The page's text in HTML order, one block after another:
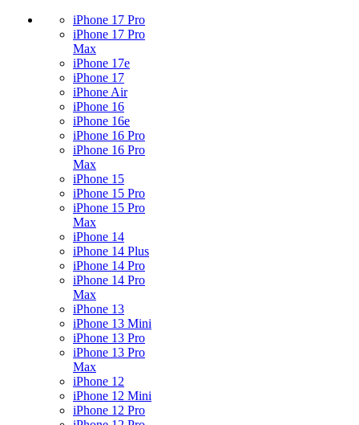
iPhone 17 Pro
iPhone 17 Pro
Max
iPhone 17e
iPhone 17
iPhone Air
iPhone 16
iPhone 16e
iPhone 16 Pro
iPhone 16 Pro
Max
iPhone 15
iPhone 15 Pro
iPhone 15 Pro
Max
iPhone 14
iPhone 14 Plus
iPhone 14 Pro
iPhone 14 Pro
Max
iPhone 13
iPhone 13 Mini
iPhone 13 Pro
iPhone 13 Pro
Max
iPhone 12
iPhone 12 Mini
iPhone 12 Pro